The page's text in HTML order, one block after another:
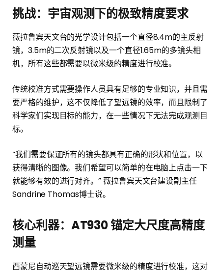
挑战：宇宙观测下的极致精度要求
薇拉鲁宾天文台的光学设计包括一个直径8.4m的主反射
镜，3.5m的二次反射镜以及一个直径1.65m的多镜头相
机，所有这些都需要以微米级的精度进行校准。
传统校准方式需要操作人员具有足够的专业知识，并且需
要严格的维护，这不仅降低了望远镜的效率，而且限制了
科学家们实现目标的能力，在一些情况下无法完成观测目
标。
“我们需要保证所有的镜头都具有正确的形状和位置，以
获得清晰的图像。我们希望可以简单的在电脑上点击一下
就能够有效的进行对齐。” 薇拉鲁宾天文台建设副主任
Sandrine Thomas博士说。
核心利器：AT930 锚定大尺度高精度
测量
西蒙尼自动巡天望远镜需要微米级的精度进行校准，这对